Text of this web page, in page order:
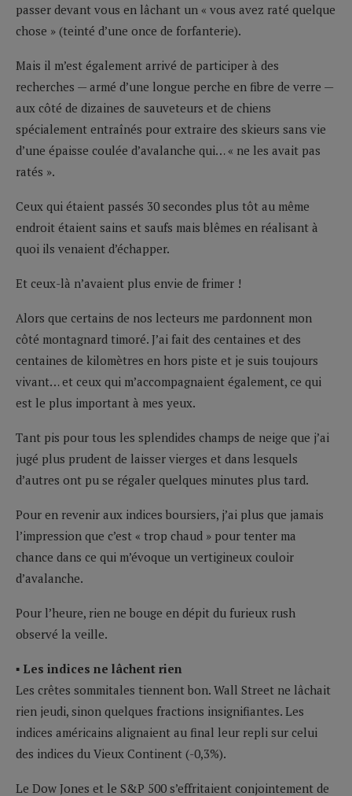
passer devant vous en lâchant un « vous avez raté quelque
chose » (teinté d’une once de forfanterie).
Mais il m’est également arrivé de participer à des
recherches — armé d’une longue perche en fibre de verre —
aux côté de dizaines de sauveteurs et de chiens
spécialement entraînés pour extraire des skieurs sans vie
d’une épaisse coulée d’avalanche qui… « ne les avait pas
ratés ».
Ceux qui étaient passés 30 secondes plus tôt au même
endroit étaient sains et saufs mais blêmes en réalisant à
quoi ils venaient d’échapper.
Et ceux-là n’avaient plus envie de frimer !
Alors que certains de nos lecteurs me pardonnent mon
côté montagnard timoré. J’ai fait des centaines et des
centaines de kilomètres en hors piste et je suis toujours
vivant… et ceux qui m’accompagnaient également, ce qui
est le plus important à mes yeux.
Tant pis pour tous les splendides champs de neige que j’ai
jugé plus prudent de laisser vierges et dans lesquels
d’autres ont pu se régaler quelques minutes plus tard.
Pour en revenir aux indices boursiers, j’ai plus que jamais
l’impression que c’est « trop chaud » pour tenter ma
chance dans ce qui m’évoque un vertigineux couloir
d’avalanche.
Pour l’heure, rien ne bouge en dépit du furieux rush
observé la veille.
▪ Les indices ne lâchent rien
Les crêtes sommitales tiennent bon. Wall Street ne lâchait
rien jeudi, sinon quelques fractions insignifiantes. Les
indices américains alignaient au final leur repli sur celui
des indices du Vieux Continent (-0,3%).
Le Dow Jones et le S&P 500 s’effritaient conjointement de